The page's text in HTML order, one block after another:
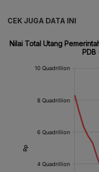
CEK JUGA DATA INI